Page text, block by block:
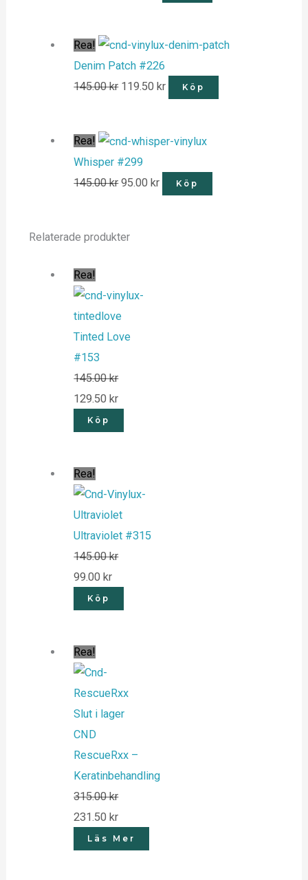
Rea!
Denim Patch #226
145.00kr 119.50 kr Köp
Rea!
Whisper #299
145.00kr 95.00 kr Köp
Relaterade produkter
Rea!
Tinted Love
#153
145.00kr
129.50kr
Köp
Rea!
Ultraviolet #315
145.00kr
99.00 kr
Köp
Rea!
Slut i lager
CND
RescueRxx –
Keratinbehandling
315.00kr
231.50 kr
Läs Mer